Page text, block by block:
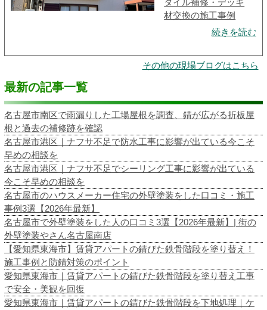
タイル補修・デッキ
材交換の施工事例
続きを読む
その他の現場ブログはこちら
最新の記事一覧
名古屋市南区で雨漏りした工場屋根を調査、錆が広がる折板屋
根と過去の補修跡を確認
名古屋市港区｜ナフサ不足で防水工事に影響が出ている今こそ
早めの相談を
名古屋市港区｜ナフサ不足でシーリング工事に影響が出ている
今こそ早めの相談を
名古屋市のハウスメーカー住宅の外壁塗装をした口コミ・施工
事例3選【2026年最新】
名古屋市で外壁塗装をした人の口コミ3選【2026年最新】| 街の
外壁塗装やさん名古屋南店
【愛知県東海市】賃貸アパートの錆びた鉄骨階段を塗り替え！
施工事例と防錆対策のポイント
愛知県東海市｜賃貸アパートの錆びた鉄骨階段を塗り替え工事
で安全・美観を回復
愛知県東海市｜賃貸アパートの錆びた鉄骨階段を下地処理｜ケ